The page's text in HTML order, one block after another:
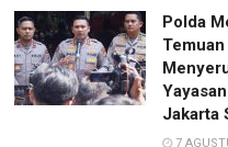
Polda
Jakarta
7